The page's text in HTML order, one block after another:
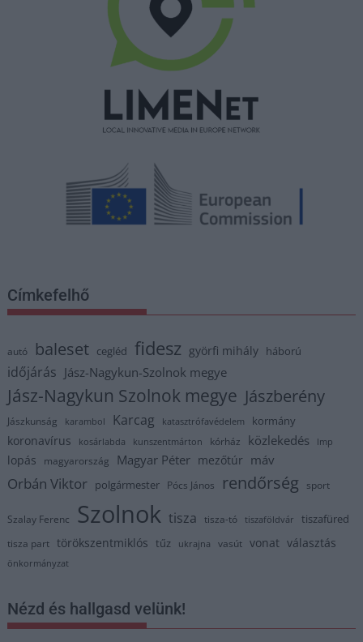
Címkefelhő
autó baleset cegléd fidesz györfi mihály háború
időjárás Jász-Nagykun-Szolnok megye
Jász-Nagykun Szolnok megye Jászberény
Jászkunság karambol Karcag katasztrófavédelem kormány
koronavírus kosárlabda kunszentmárton kórház közlekedés lmp
lopás magyarország Magyar Péter mezőtúr máv
Orbán Viktor polgármester Pócs János rendőrség sport
Szalay Ferenc Szolnok tisza tisza-tó tiszaföldvár tiszafüred
tisza part törökszentmiklós tűz ukrajna vasút vonat választás
önkormányzat
Nézd és hallgasd velünk!